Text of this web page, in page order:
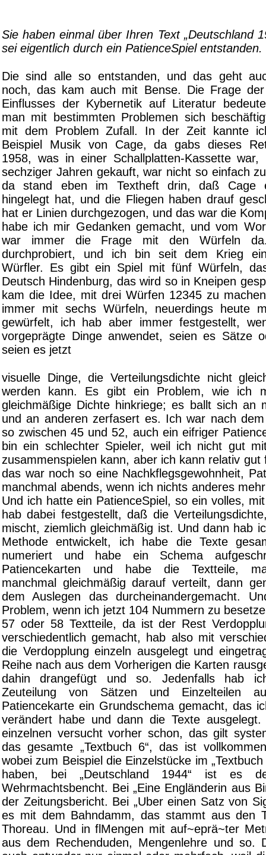
Sie haben einmal über Ihren Text „Deutschland
sei eigentlich durch ein PatienceSpiel entstanden.
Die sind alle so entstanden, und das geht
noch, das kam auch mit Bense. Die Frage
Einflusses der Kybernetik auf Literatur
man mit bestimmten Problemen sich
mit dem Problem Zufall. In der Zeit kannte
Beispiel Musik von Cage, da gabs dieses
1958, was in einer Schallplatten-Kassette
sechziger Jahren gekauft, war nicht so einfach
da stand eben im Textheft drin, daß Cage
hingelegt hat, und die Fliegen haben drauf
hat er Linien durchgezogen, und das war die
habe ich mir Gedanken gemacht, und vom
war immer die Frage mit den Würfeln
durchprobiert, und ich bin seit dem Krieg ein
Würfler. Es gibt ein Spiel mit fünf Würfeln,
Deutsch Hindenburg, das wird so in Kneipen
kam die Idee, mit drei Würfen 12345 zu
immer mit sechs Würfeln, neuerdings heute
gewürfelt, ich hab aber immer festgestellt,
vorgeprägte Dinge anwendet, seien es Sätze
seien es jetzt
visuelle Dinge, die Verteilungsdichte nicht
werden kann. Es gibt ein Problem, wie ich
gleichmäßige Dichte hinkriege; es ballt sich an
und an anderen zerfasert es. Ich war nach
so zwischen 45 und 52, auch ein eifriger
bin ein schlechter Spieler, weil ich nicht gut
zusammenspielen kann, aber ich kann relativ gut
das war noch so eine Nachkflegsgewohnheit,
manchmal abends, wenn ich nichts anderes
Und ich hatte ein PatienceSpiel, so ein volles,
hab dabei festgestellt, daß die
mischt, ziemlich gleichmäßig ist. Und dann hab
Methode entwickelt, ich habe die Texte
numeriert und habe ein Schema
Patiencekarten und habe die Textteile,
manchmal gleichmäßig darauf verteilt, dann
dem Auslegen das durcheinandergemacht.
Problem, wenn ich jetzt 104 Nummern zu
57 oder 58 Textteile, da ist der Rest
verschiedentlich gemacht, hab also mit
die Verdopplung einzeln ausgelegt und
Reihe nach aus dem Vorherigen die Karten
dahin drangefügt und so. Jedenfalls hab
Zeuteilung von Sätzen und Einzelteilen
Patiencekarte ein Grundschema gemacht, das
verändert habe und dann die Texte
einzelnen versucht vorher schon, das gilt
das gesamte „Textbuch 6“, das ist
wobei zum Beispiel die Einzelstücke im
haben, bei „Deutschland 1944“ ist es
Wehrmachtsbencht. Bei „Eine Engländerin aus
der Zeitungsbericht. Bei „Uber einen Satz von
es mit dem Bahndamm, das stammt aus den
Thoreau. Und in flMengen mit auf~eprä~ter
aus dem Rechenduden, Mengenlehre und so.